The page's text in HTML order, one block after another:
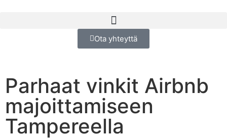
Ota yhteyttä
Parhaat vinkit Airbnb
majoittamiseen
Tampereella